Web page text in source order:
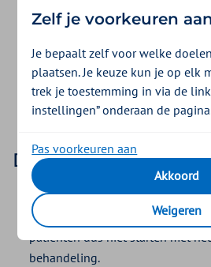
Eenonderzoekvolgt na de
is. Dit doet u met testen en
van het onderzoek is om een
en een passend behandelplan te
Dit zijn de afspraken
Uit uw declaraties moet blijken
onderzoek heeft plaatsgevonden.
patiënten dus niet starten met
behandeling.
Zelf je voorkeuren
Je bepaalt zelf voor welke
plaatsen. Je keuze kun je op elk
trek je toestemming in via de link
instellingen” onderaan de
Pas voorkeuren aan
Akkoord
Weigeren